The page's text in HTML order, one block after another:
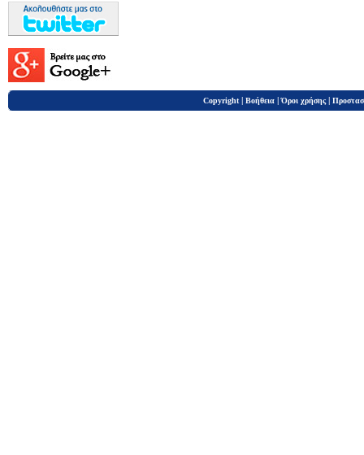
Copyright | Βοήθεια |Όροι χρήσης |